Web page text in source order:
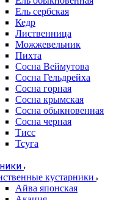
Ель сербская
Кедр
Лиственница
Можжевельник
Пихта
Сосна Веймутова
Сосна Гельдрейха
Сосна горная
Сосна крымская
Сосна обыкновенная
Сосна черная
Тисс
Тсуга
кустарники
Айва японская